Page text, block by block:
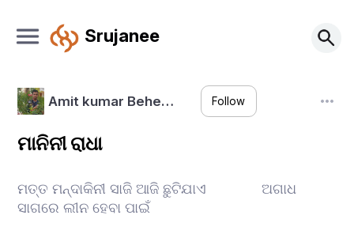
Srujanee
Amit kumar Behe… Follow
ମାନିନୀ ରାଧା
ମତ୍ତ ମନ୍ଦାକିନୀ ସାଜି ଆଜି ଛୁଟିଯାଏ ଅଗାଧ
ସାଗରେ ଲୀନ ହେବା ପାଇଁ